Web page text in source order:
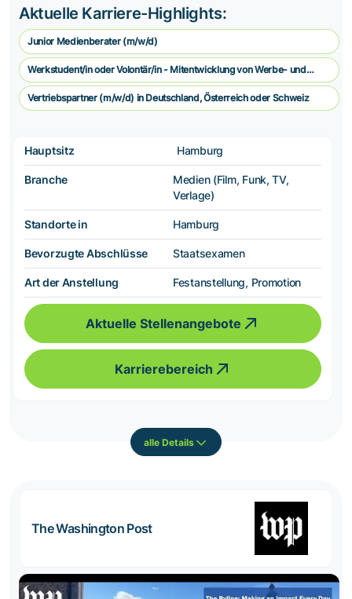
Aktuelle Karriere-Highlights:
Junior Medienberater (m/w/d)
Werkstudent/in oder Volontär/in - Mitentwicklung von Werbe- und
Vermarkungskonzepten
Vertriebspartner (m/w/d) in Deutschland, Österreich oder Schweiz
Hauptsitz Hamburg
Branche
Medien (Film, Funk, TV,
Verlage)
Standorte in Hamburg
Bevorzugte Abschlüsse Staatsexamen
Art der Anstellung Festanstellung, Promotion
Aktuelle Stellenangebote
Karrierebereich
alle Details
The Washington Post